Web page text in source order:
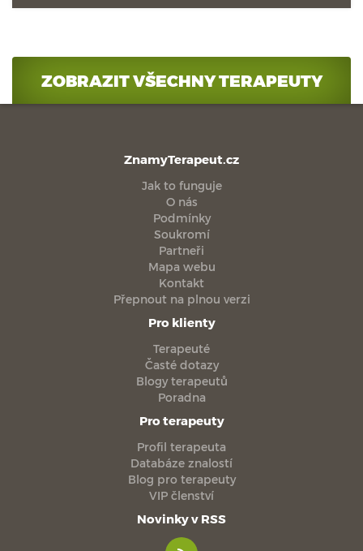
ZOBRAZIT VŠECHNY TERAPEUTY
ZnamyTerapeut.cz
Jak to funguje
O nás
Podmínky
Soukromí
Partneři
Mapa webu
Kontakt
Přepnout na plnou verzi
Pro klienty
Terapeuté
Časté dotazy
Blogy terapeutů
Poradna
Pro terapeuty
Profil terapeuta
Databáze znalostí
Blog pro terapeuty
VIP členství
Novinky v RSS